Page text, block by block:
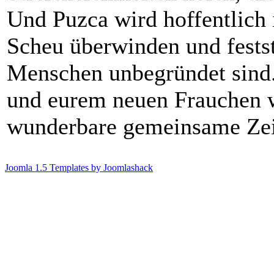
Und Puzca wird
Scheu überwinden und
Menschen unbegründet
und eurem neuen
wunderbare gemeinsame
Joomla 1.5 Templates by Joomlashack